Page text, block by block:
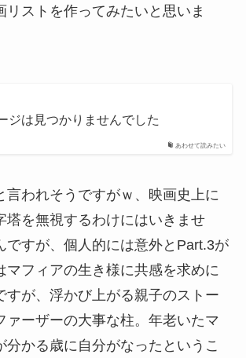
リストを作ってみたいと思いま
あわせて読みたい
ジは見つかりませんでした
言われそうですがｗ、映画史上に
塔を無視するわけにはいきませ
ですが、個人的には意外とPart.3が
マフィアの生き様に共感を求めに
すが、浮かび上がる親子のストー
ァーザーの大事な柱。年老いたマ
分かる歳に自分がなったというこ